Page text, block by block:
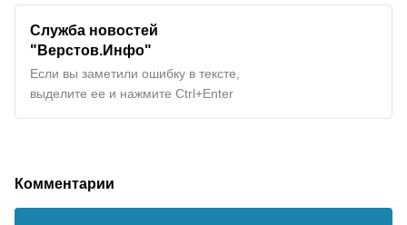
Служба новостей
"Верстов.Инфо"
Если вы заметили ошибку в тексте,
выделите ее и нажмите Ctrl+Enter
Комментарии